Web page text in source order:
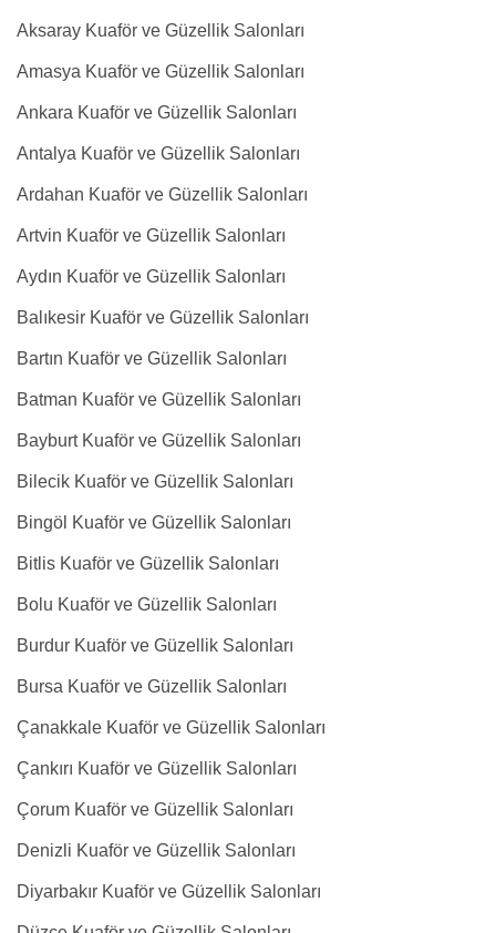
Aksaray Kuaför ve Güzellik Salonları
Amasya Kuaför ve Güzellik Salonları
Ankara Kuaför ve Güzellik Salonları
Antalya Kuaför ve Güzellik Salonları
Ardahan Kuaför ve Güzellik Salonları
Artvin Kuaför ve Güzellik Salonları
Aydın Kuaför ve Güzellik Salonları
Balıkesir Kuaför ve Güzellik Salonları
Bartın Kuaför ve Güzellik Salonları
Batman Kuaför ve Güzellik Salonları
Bayburt Kuaför ve Güzellik Salonları
Bilecik Kuaför ve Güzellik Salonları
Bingöl Kuaför ve Güzellik Salonları
Bitlis Kuaför ve Güzellik Salonları
Bolu Kuaför ve Güzellik Salonları
Burdur Kuaför ve Güzellik Salonları
Bursa Kuaför ve Güzellik Salonları
Çanakkale Kuaför ve Güzellik Salonları
Çankırı Kuaför ve Güzellik Salonları
Çorum Kuaför ve Güzellik Salonları
Denizli Kuaför ve Güzellik Salonları
Diyarbakır Kuaför ve Güzellik Salonları